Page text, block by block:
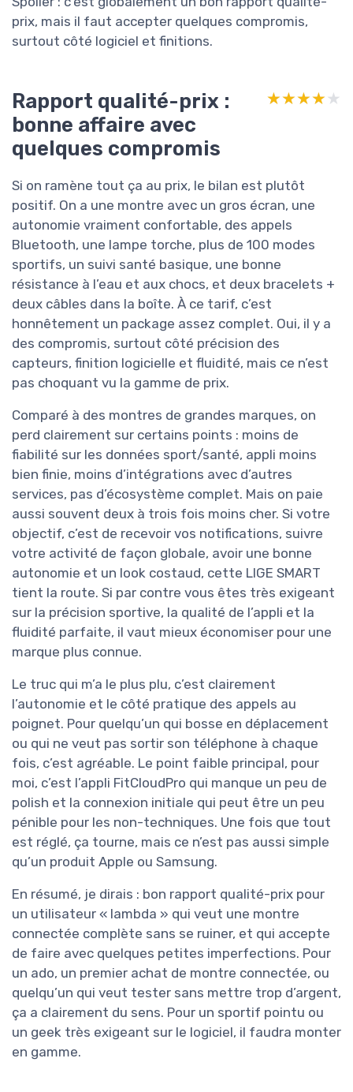
prix, mais il faut accepter quelques compromis,
surtout côté logiciel et finitions.
Rapport qualité-prix :
bonne affaire avec
quelques compromis
★★★★★
★★★★★
Si on ramène tout ça au prix, le bilan est plutôt
positif. On a une montre avec un gros écran, une
autonomie vraiment confortable, des appels
Bluetooth, une lampe torche, plus de 100 modes
sportifs, un suivi santé basique, une bonne
résistance à l’eau et aux chocs, et deux bracelets +
deux câbles dans la boîte. À ce tarif, c’est
honnêtement un package assez complet. Oui, il y a
des compromis, surtout côté précision des
capteurs, finition logicielle et fluidité, mais ce n’est
pas choquant vu la gamme de prix.
Comparé à des montres de grandes marques, on
perd clairement sur certains points : moins de
fiabilité sur les données sport/santé, appli moins
bien finie, moins d’intégrations avec d’autres
services, pas d’écosystème complet. Mais on paie
aussi souvent deux à trois fois moins cher. Si votre
objectif, c’est de recevoir vos notifications, suivre
votre activité de façon globale, avoir une bonne
autonomie et un look costaud, cette LIGE SMART
tient la route. Si par contre vous êtes très exigeant
sur la précision sportive, la qualité de l’appli et la
fluidité parfaite, il vaut mieux économiser pour une
marque plus connue.
Le truc qui m’a le plus plu, c’est clairement
l’autonomie et le côté pratique des appels au
poignet. Pour quelqu’un qui bosse en déplacement
ou qui ne veut pas sortir son téléphone à chaque
fois, c’est agréable. Le point faible principal, pour
moi, c’est l’appli FitCloudPro qui manque un peu de
polish et la connexion initiale qui peut être un peu
pénible pour les non-techniques. Une fois que tout
est réglé, ça tourne, mais ce n’est pas aussi simple
qu’un produit Apple ou Samsung.
En résumé, je dirais : bon rapport qualité-prix pour
un utilisateur « lambda » qui veut une montre
connectée complète sans se ruiner, et qui accepte
de faire avec quelques petites imperfections. Pour
un ado, un premier achat de montre connectée, ou
quelqu’un qui veut tester sans mettre trop d’argent,
ça a clairement du sens. Pour un sportif pointu ou
un geek très exigeant sur le logiciel, il faudra monter
en gamme.